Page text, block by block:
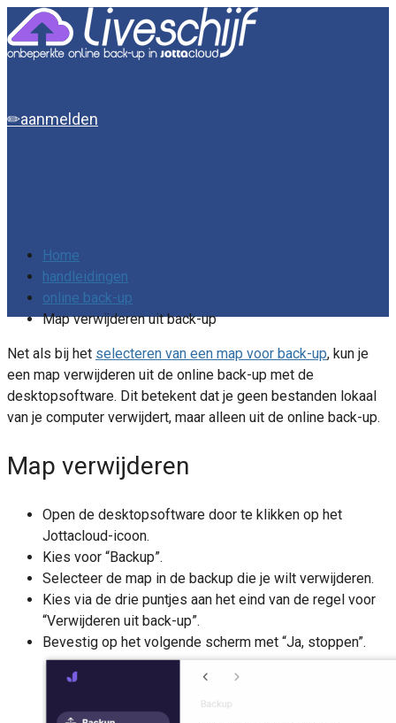
aanmelden
Home
handleidingen
online back-up
Map verwijderen uit back-up
Net als bij het selecteren van een map voor back-up, kun je
een map verwijderen uit de online back-up met de
desktopsoftware. Dit betekent dat je geen bestanden lokaal
van je computer verwijdert, maar alleen uit de online back-up.
Map verwijderen
Open de desktopsoftware door te klikken op het
Jottacloud-icoon.
Kies voor “Backup”.
Selecteer de map in de backup die je wilt verwijderen.
Kies via de drie puntjes aan het eind van de regel voor
“Verwijderen uit back-up”.
Bevestig op het volgende scherm met “Ja, stoppen”.